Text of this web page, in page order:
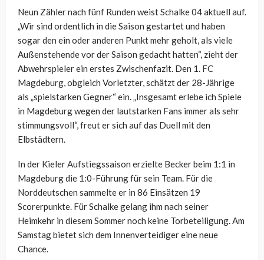
Neun Zähler nach fünf Runden weist Schalke 04 aktuell auf.
„Wir sind ordentlich in die Saison gestartet und haben
sogar den ein oder anderen Punkt mehr geholt, als viele
Außenstehende vor der Saison gedacht hatten“, zieht der
Abwehrspieler ein erstes Zwischenfazit. Den 1. FC
Magdeburg, obgleich Vorletzter, schätzt der 28-Jährige
als „spielstarken Gegner“ ein. „Insgesamt erlebe ich Spiele
in Magdeburg wegen der lautstarken Fans immer als sehr
stimmungsvoll“, freut er sich auf das Duell mit den
Elbstädtern.
In der Kieler Aufstiegssaison erzielte Becker beim 1:1 in
Magdeburg die 1:0-Führung für sein Team. Für die
Norddeutschen sammelte er in 86 Einsätzen 19
Scorerpunkte. Für Schalke gelang ihm nach seiner
Heimkehr in diesem Sommer noch keine Torbeteiligung. Am
Samstag bietet sich dem Innenverteidiger eine neue
Chance.